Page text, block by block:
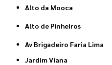
Alto da Mooca
Alto de Pinheiros
Av Brigadeiro Faria Lima
Jardim Viana